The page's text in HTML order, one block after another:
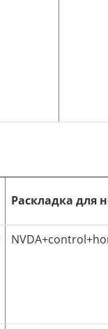
Раскладка для